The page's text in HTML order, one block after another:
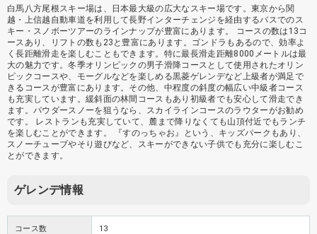
白馬八方尾根スキー場は、日本最大級の広大なスキー場です。東京から関
越・上信越自動車道を利用して長野インターチェンジを経由するバスでのス
キー・スノボーツアーのラインナップが豊富にあります。 コースの数は13コ
ースあり、リフトの数も23と豊富にあります。ゴンドラもあるので、効率よ
く長距離滑走を楽しむこともできます。特に最長滑走距離8000メートルは最
大の魅力です。冬季オリンピックの男子滑降コースとして使用されたオリン
ピックコースや、モーグルなどを楽しめる黒菱ゲレンデなど上級者が満足で
きるコースが豊富にあります。その他、中程度の斜度の幅広い中級者コース
も充実しています。緩斜面の林間コースもあり初級者でも安心して滑走でき
ます。パウダースノーを狙うなら、スカイラインコースのラウターがお勧め
です。 レストランも充実していて、麓まで降りなくても山頂付近でもランチ
を楽しむことができます。 『すのっちゃお』という、キッズパークもあり、
スノーチューブやそり遊びなど、スキーができない子供でも充分に楽しむこ
とができます。
ゲレンデ情報
コース数 13